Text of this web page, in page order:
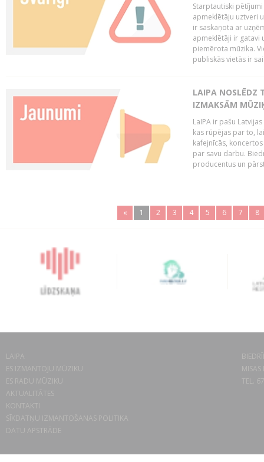
Starptautiski
apmeklētāju uztveri
ir saskaņota ar
apmeklētāji ir gatavi
piemērota mūzika.
publiskās vietās ir
LAIPA NOSLĒDZ
IZMAKSĀM
LaIPA ir pašu
kas rūpējas par to,
kafejnīcās,
par savu darbu.
producentus un
« 1 2 3 4 5 6 7 8
LAIPA
ES IZMANTOJU MŪZIKU
ES RADU MŪZIKU
AKTUALITĀTES
KONTAKTI
SĪKDATŅU IZMANTOŠANAS POLITIKA
DATU APSTRĀDE
TEL.